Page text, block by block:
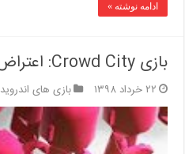
ادامه نوشته »
بازی Crowd City: اعتراض در شهر
۲۲ خرداد ۱۳۹۸ بازی های اندروید